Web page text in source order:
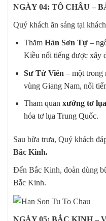
NGÀY 04: TÔ CHÂU –
Quý khách ăn sáng tại
Thăm Hàn Sơn Tự–
Kiều nổi tiếng được xây
Sư Tử Viên – một trong
vùng Giang Nam, nổi
Tham quan xưởng tơ
hóa tơ lụa Trung Quốc.
Sau bữa trưa, Quý khách
Bắc Kinh.
Đến Bắc Kinh, đoàn dùng
Bắc Kinh.
NGÀY 05: BẮC KINH –